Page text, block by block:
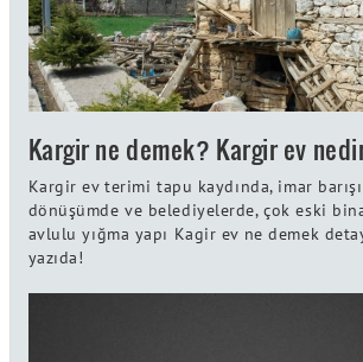
Kargir ne demek? Kargir ev
Kargir ev terimi tapu kaydında, imar
dönüşümde ve belediyelerde, çok eski
avlulu yığma yapı Kagir ev ne demek
yazıda!